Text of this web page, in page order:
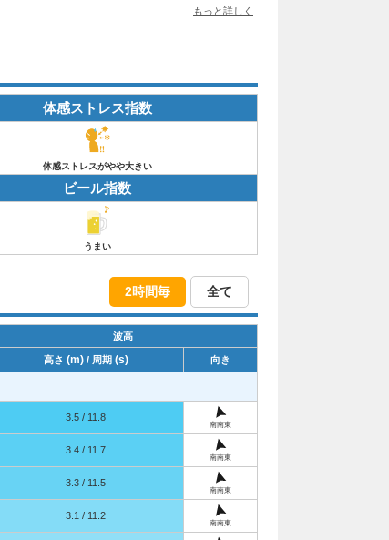
もっと詳しく
体感ストレス指数
体感ストレスがやや大きい
ビール指数
うまい
2時間毎 全て
波高
高さ (m)/ 周期 (s) 向き
3.5 / 11.8
南南東
3.4 / 11.7
南南東
3.3 / 11.5
南南東
3.1 / 11.2
南南東